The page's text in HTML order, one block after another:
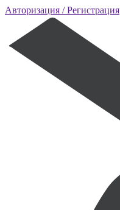
Авторизация / Регистрация